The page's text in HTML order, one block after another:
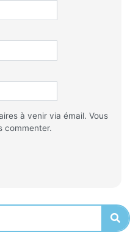
à venir via émail. Vous
commenter.